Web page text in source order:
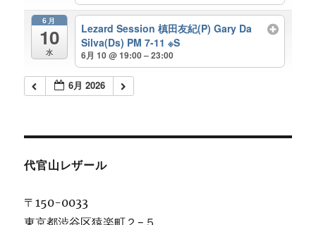
6月
10
水
Lezard Session 槙田友紀(P) Gary Da
Silva(Ds) PM 7-11 ※S
6月 10 @ 19:00 – 23:00
6月 2026
代官山レザール
〒150-0033